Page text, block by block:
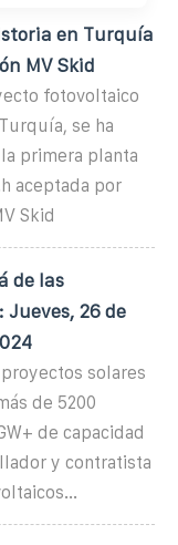
en Turquía
MV Skid
fotovoltaico
se ha
primera planta
aceptada por
Skid
de las
26 de
solares
de 5200
de capacidad
y contratista